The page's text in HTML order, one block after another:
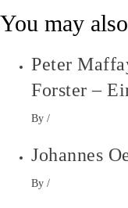
You may
Peter
Forster –
By /
Johannes
By /